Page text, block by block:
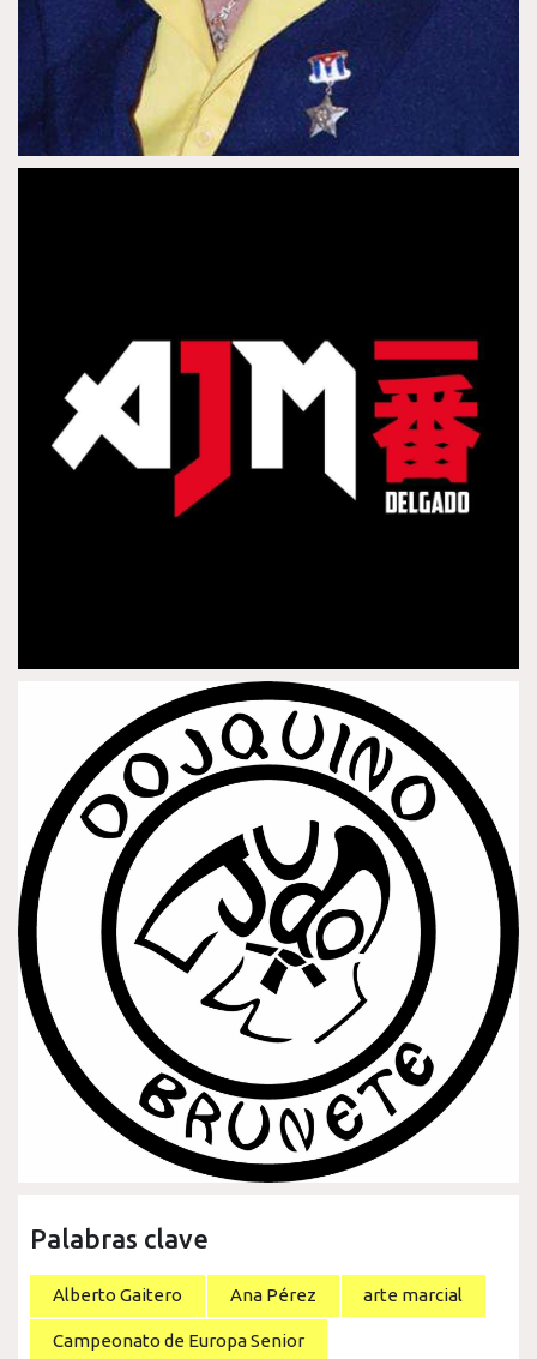
Palabras clave
Alberto Gaitero Ana Pérez arte marcial
Campeonato de Europa Senior